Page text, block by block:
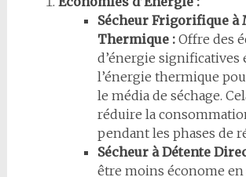
Sécheur Frigorifique à
Thermique :Offre des
d’énergie significatives
l’énergie thermique
le média de séchage.
réduire la
pendant les phases de
Sécheur à Détente
être moins économe